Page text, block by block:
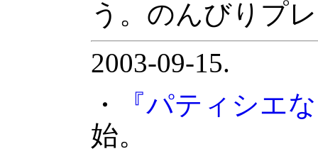
う。のんびりプ
2003-09-15.
・
『パティシエ
始。